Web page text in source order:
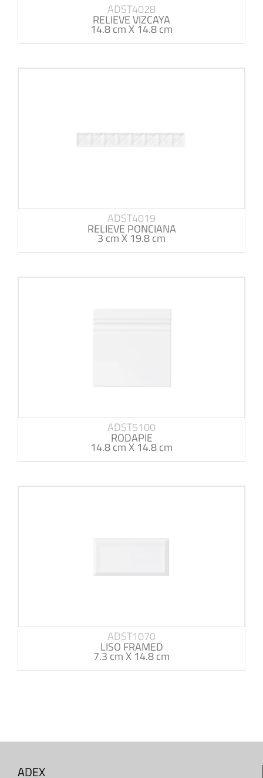
ADST4028
RELIEVE VIZCAYA
14.8 cm X 14.8 cm
ADST4019
RELIEVE PONCIANA
3 cm X 19.8 cm
ADST5100
RODAPIE
14.8 cm X 14.8 cm
ADST1070
LISO FRAMED
7.3 cm X 14.8 cm
ADEX